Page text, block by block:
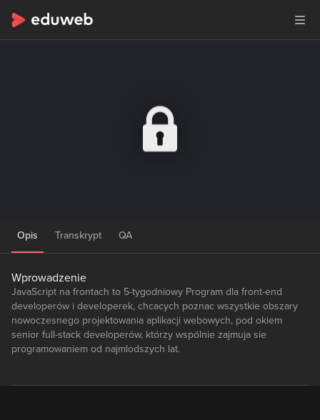
Opis Transkrypt QA
Wprowadzenie
JavaScript na frontach to 5-tygodniowy Program dla front-end
developerów i developerek, chcacych poznac wszystkie obszary
nowoczesnego projektowania aplikacji webowych, pod okiem
senior full-stack developerów, którzy wspólnie zajmuja sie
programowaniem od najmlodszych lat.